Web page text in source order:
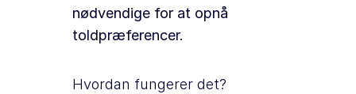
nødvendige for at opnå
toldpræferencer.
Hvordan fungerer det?